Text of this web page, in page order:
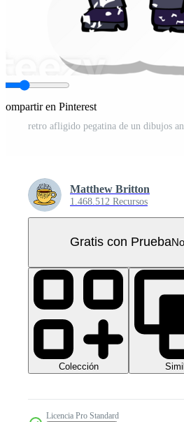
en Pinterest
Matthew Britton
1.468.512 Recursos
Gratis con Prueba
Colección
Licencia Pro Standard